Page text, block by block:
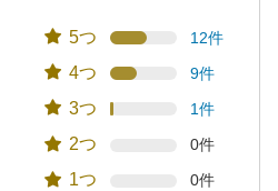
5つ 12件
4つ 9件
3つ 1件
2つ 0件
1つ 0件